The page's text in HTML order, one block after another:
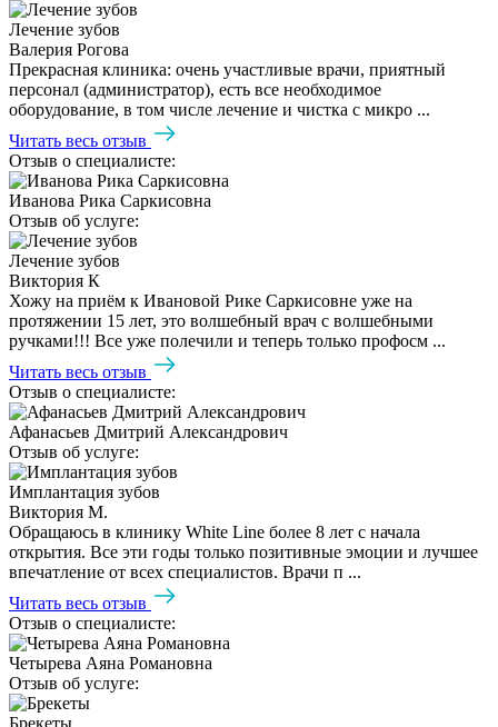
Лечение зубов
Валерия Рогова
Прекрасная клиника: очень участливые врачи, приятный
персонал (администратор), есть все необходимое
оборудование, в том числе лечение и чистка с микро ...
Читать весь отзыв
Отзыв о специалисте:
Иванова Рика Саркисовна
Отзыв об услуге:
Лечение зубов
Виктория К
Хожу на приём к Ивановой Рике Саркисовне уже на
протяжении 15 лет, это волшебный врач с волшебными
ручками!!! Все уже полечили и теперь только профосм ...
Читать весь отзыв
Отзыв о специалисте:
Афанасьев Дмитрий Александрович
Отзыв об услуге:
Имплантация зубов
Виктория М.
Обращаюсь в клинику White Line более 8 лет с начала
открытия. Все эти годы только позитивные эмоции и лучшее
впечатление от всех специалистов. Врачи п ...
Читать весь отзыв
Отзыв о специалисте:
Четырева Аяна Романовна
Отзыв об услуге:
Брекеты